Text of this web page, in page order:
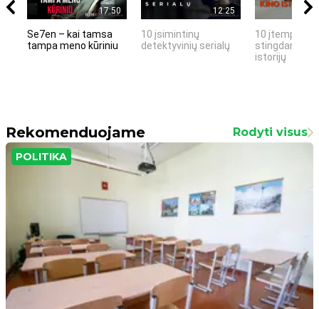
17:50
Se7en – kai tamsa
tampa meno kūriniu
12:25
10 įsimintinų
detektyvinių serialų
10 įtemptų,
stingdančių
istorijų
Rekomenduojame Rodyti visus
POLITIKA